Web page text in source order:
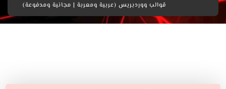
قوالب ووردبريس (عربية ومعربة | مجانية ومدفوعة)